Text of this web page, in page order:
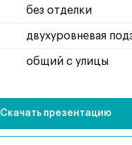
без отделки
двухуровневая
общий с улицы
Скачать презентацию